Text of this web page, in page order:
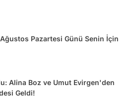
Ağustos Pazartesi Günü Senin İçin
Alina Boz ve Umut Evirgen'den
Geldi!